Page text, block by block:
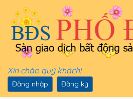
Xin chào quý khách!
Đăng nhập Đăng ký